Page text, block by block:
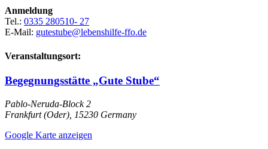
Anmeldung
Tel.: 0335 280510- 27
E-Mail: gutestube@lebenshilfe-ffo.de
Veranstaltungsort:
Begegnungsstätte „Gute Stube“
Pablo-Neruda-Block 2
Frankfurt (Oder) 15230 Germany
Google Karte anzeigen